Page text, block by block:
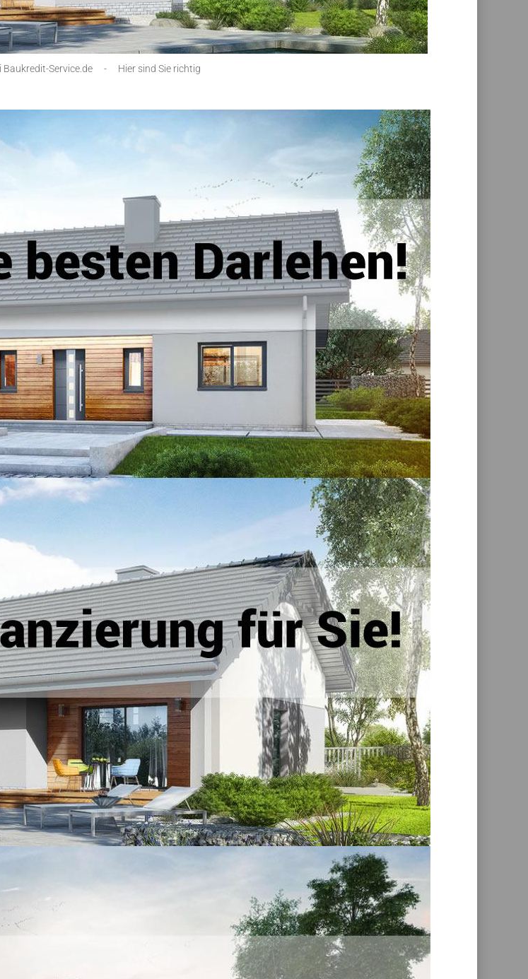
Service.de - Hier sind Sie richtig